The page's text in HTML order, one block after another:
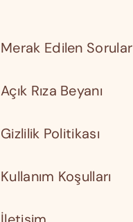
Merak Edilen Sorular
Açık Rıza Beyanı
Gizlilik Politikası
Kullanım Koşulları